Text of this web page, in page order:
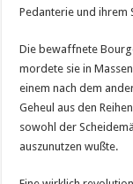
Pedanterie und ihrem
Die bewaffnete
mordete sie in
einem nach dem
Geheul aus den
sowohl der
auszunutzen wußte.